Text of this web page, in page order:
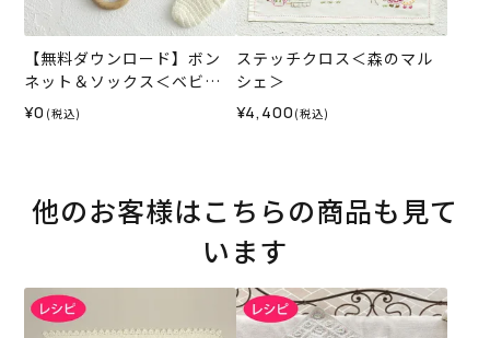
【無料ダウンロード】ボン
ネット＆ソックス＜ベビー
パレット＞（レシピ）
¥0 (税込)
ステッチクロス＜森のマル
シェ＞
¥4,400 (税込)
他のお客様はこちらの商品も見て
います